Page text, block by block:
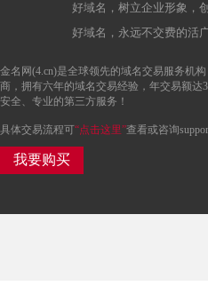
好域名，树立企业形象，
好域名，永远不交费的活
金名网(4.cn)是全球领先的域名交易服务机
商，拥有六年的域名交易经验，年交易额达
安全、专业的第三方服务！
具体交易流程可“点击这里”查看或咨询
我要购买